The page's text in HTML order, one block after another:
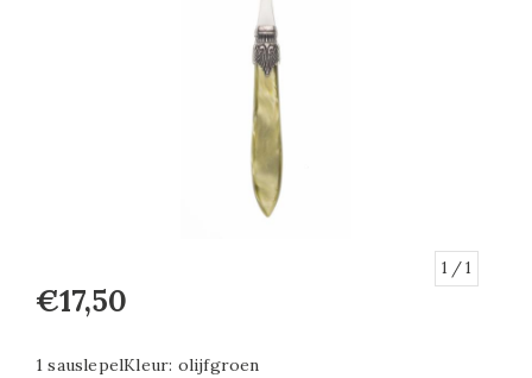
1 / 1
€17,50
1 sauslepelKleur: olijfgroen